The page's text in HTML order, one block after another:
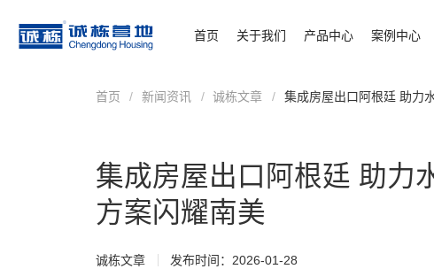
首页 关于我们 产品中心 案例中心
首页 / 新闻资讯 / 诚栋文章 / 集成房屋出口阿根廷 助力
集成房屋出口阿根廷 助力
方案闪耀南美
诚栋文章 发布时间：2026-01-28